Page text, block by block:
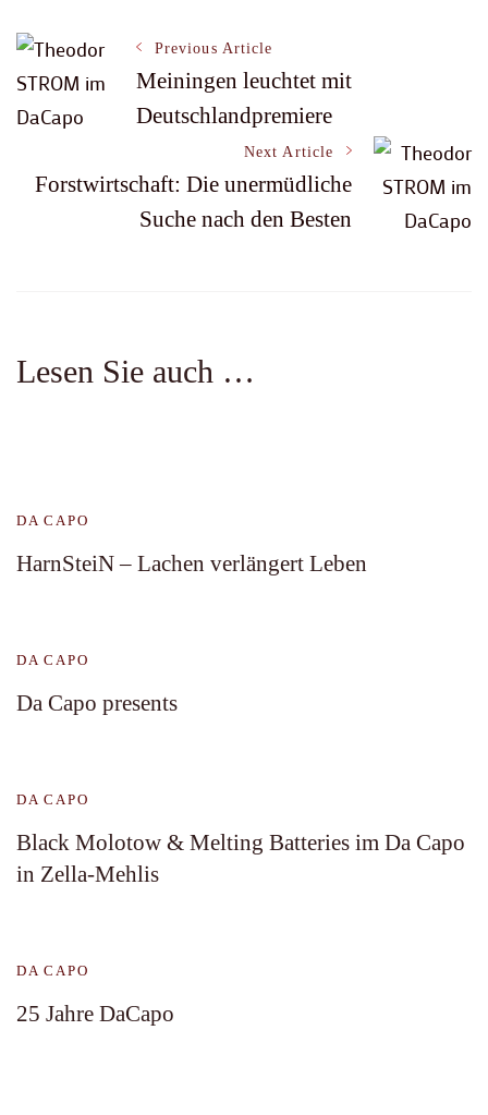
Post
Navigation
Previous Article
Meiningen leuchtet mit
Deutschlandpremiere
Next Article
Forstwirtschaft: Die unermüdliche
Suche nach den Besten
Lesen Sie auch …
DA CAPO
HarnSteiN – Lachen verlängert Leben
DA CAPO
Da Capo presents
DA CAPO
Black Molotow & Melting Batteries im Da Capo
in Zella-Mehlis
DA CAPO
25 Jahre DaCapo